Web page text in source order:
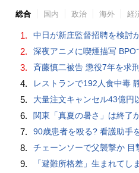
総合 国内 政治 海外 経
1. 中日が新庄監督招聘を検討
2. 深夜アニメに喫煙描写 BPO
3. 斉藤慎二被告 懲役7年を求刑
4. レストランで192人食中毒
5. 大量注文キャンセル43億円
6. 関東「真夏の暑さ」は終了
7. 90歳患者を殴る? 看護助手
8. チェーンソーで父襲撃か 目
9. 「避難所格差」生まれてし